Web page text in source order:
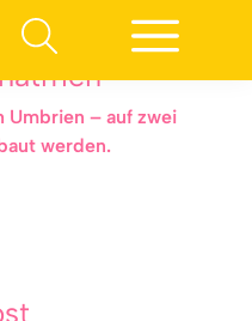
Umbrien – auf zwei
werden.